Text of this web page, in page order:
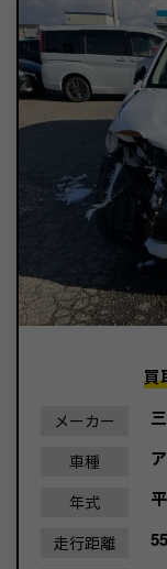
買
メーカー
車種
年式
走行距離